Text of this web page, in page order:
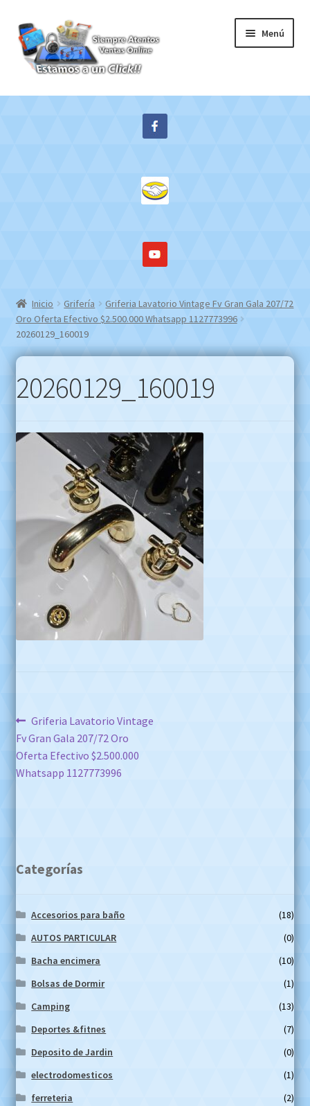
Ir
a
la
navegación
Ir
al
contenido
Menú
Inicio
Inicio Grifería
Griferia Lavatorio Vintage Fv Gran Gala 207/72
Oro Oferta Efectivo $2.500.000 Whatsapp 1127773996
20260129_160019
20260129_160019
Navegación
de
entradas
Anterior:
Griferia Lavatorio Vintage
Fv Gran Gala 207/72 Oro
Oferta Efectivo $2.500.000
Whatsapp 1127773996
Categorías
Accesorios para baño
(18)
AUTOS PARTICULAR
(0)
Bacha encimera
(10)
Bolsas de Dormir
(1)
Camping
(13)
Deportes &fitnes
(7)
Deposito de Jardin
(0)
electrodomesticos
(1)
ferreteria
(2)